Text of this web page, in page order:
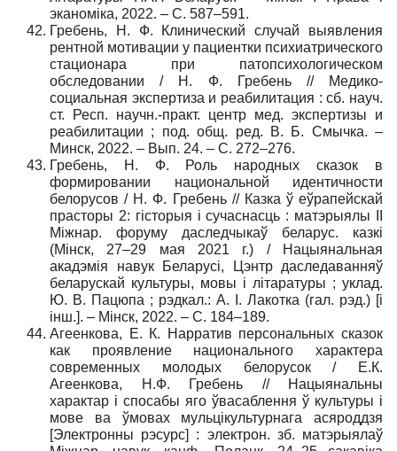
эканоміка, 2022. – С. 587–591.
Гребень, Н. Ф. Клинический случай выявления
рентной мотивации у пациентки психиатрического
стационара при патопсихологическом
обследовании / Н. Ф. Гребень // Медико-
социальная экспертиза и реабилитация : сб. науч.
ст. Респ. научн.-практ. центр мед. экспертизы и
реабилитации ; под. общ. ред. В. Б. Смычка. –
Минск, 2022. – Вып. 24. – С. 272–276.
Гребень, Н. Ф. Роль народных сказок в
формировании национальной идентичности
белорусов / Н. Ф. Гребень // Казка ў еўрапейскай
прасторы 2: гісторыя і сучаснасць : матэрыялы II
Міжнар. форуму даследчыкаў беларус. казкі
(Мінск, 27–29 мая 2021 г.) / Нацыянальная
акадэмія навук Беларусі, Цэнтр даследаванняў
беларускай культуры, мовы і літаратуры ; уклад.
Ю. В. Пацюпа ; рэдкал.: А. І. Лакотка (гал. рэд.) [і
інш.]. – Мінск, 2022. – С. 184–189.
Агеенкова, Е. К. Нарратив персональных сказок
как проявление национального характера
современных молодых белорусок / Е.К.
Агеенкова, Н.Ф. Гребень // Нацыянальны
характар і спосабы яго ўвасаблення ў культуры і
мове ва ўмовах мульцікультурнага асяроддзя
[Электронны рэсурс] : электрон. зб. матэрыялаў